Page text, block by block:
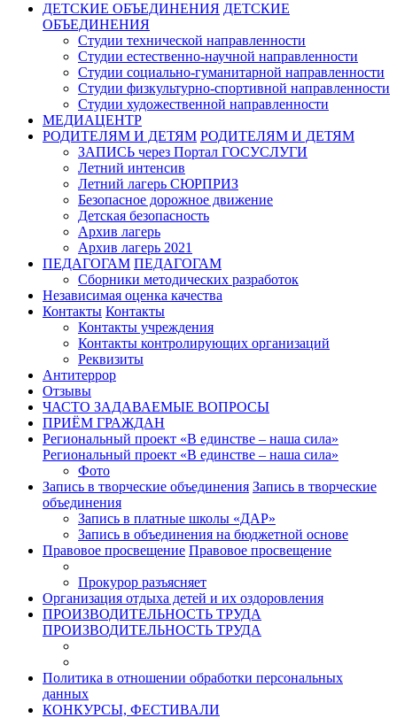
ДЕТСКИЕ ОБЪЕДИНЕНИЯ ДЕТСКИЕ
ОБЪЕДИНЕНИЯ
Студии технической направленности
Студии естественно-научной направленности
Студии социально-гуманитарной направленности
Студии физкультурно-спортивной направленности
Студии художественной направленности
МЕДИАЦЕНТР
РОДИТЕЛЯМ И ДЕТЯМ РОДИТЕЛЯМ И ДЕТЯМ
ЗАПИСЬ через Портал ГОСУСЛУГИ
Летний интенсив
Летний лагерь СЮРПРИЗ
Безопасное дорожное движение
Детская безопасность
Архив лагерь
Архив лагерь 2021
ПЕДАГОГАМ ПЕДАГОГАМ
Сборники методических разработок
Независимая оценка качества
Контакты Контакты
Контакты учреждения
Контакты контролирующих организаций
Реквизиты
Антитеррор
Отзывы
ЧАСТО ЗАДАВАЕМЫЕ ВОПРОСЫ
ПРИЁМ ГРАЖДАН
Региональный проект «В единстве – наша сила»
Региональный проект «В единстве – наша сила»
Фото
Запись в творческие объединения Запись в творческие
объединения
Запись в платные школы «ДАР»
Запись в объединения на бюджетной основе
Правовое просвещение Правовое просвещение
Прокурор разъясняет
Организация отдыха детей и их оздоровления
ПРОИЗВОДИТЕЛЬНОСТЬ ТРУДА
ПРОИЗВОДИТЕЛЬНОСТЬ ТРУДА
Политика в отношении обработки персональных
данных
КОНКУРСЫ, ФЕСТИВАЛИ